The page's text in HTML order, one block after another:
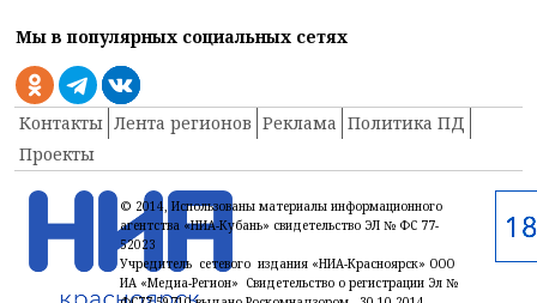
Мы в популярных социальных сетях
Контакты Лента регионов Реклама Политика ПД
Проекты
© 2014, Использованы материалы информационного
агентства «НИА-Кубань» свидетельство ЭЛ № ФС 77-
52023
Учредитель сетевого издания «НИА-Красноярск» ООО
ИА «Медиа-Регион» Свидетельство о регистрации Эл №